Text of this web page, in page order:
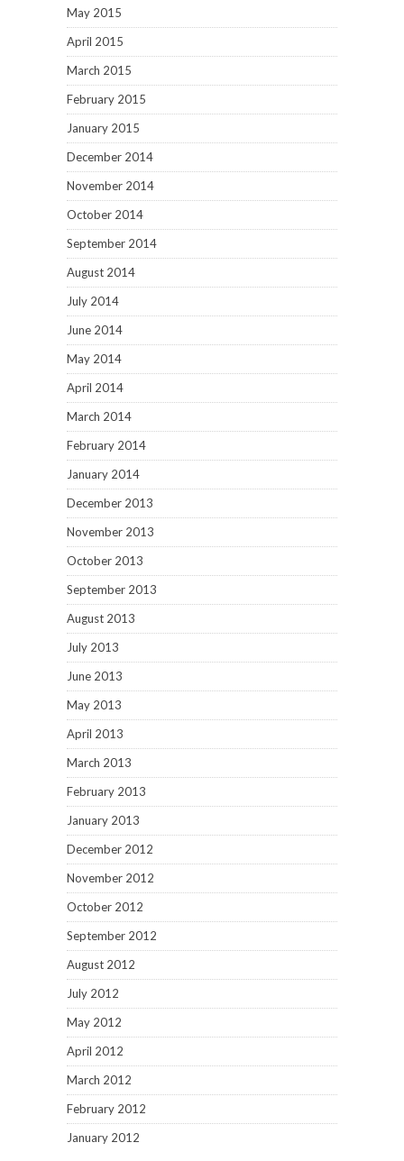
May 2015
April 2015
March 2015
February 2015
January 2015
December 2014
November 2014
October 2014
September 2014
August 2014
July 2014
June 2014
May 2014
April 2014
March 2014
February 2014
January 2014
December 2013
November 2013
October 2013
September 2013
August 2013
July 2013
June 2013
May 2013
April 2013
March 2013
February 2013
January 2013
December 2012
November 2012
October 2012
September 2012
August 2012
July 2012
May 2012
April 2012
March 2012
February 2012
January 2012